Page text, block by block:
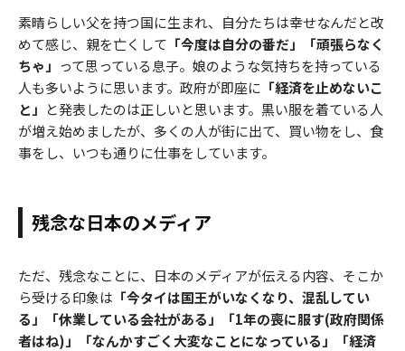
素晴らしい父を持つ国に生まれ、自分たちは幸せなんだと改
めて感じ、親を亡くして 「今度は自分の番だ」「頑張らなく
ちゃ」 って思っている息子。娘のような気持ちを持っている
人も多いように思います。政府が即座に 「経済を止めないこ
と」 と発表したのは正しいと思います。黒い服を着ている人
が増え始めましたが、多くの人が街に出て、買い物をし、食
事をし、いつも通りに仕事をしています。
残念な日本のメディア
ただ、残念なことに、日本のメディアが伝える内容、そこか
ら受ける印象は 「今タイは国王がいなくなり、混乱してい
る」「休業している会社がある」「1年の喪に服す(政府関係
者はね)」「なんかすごく大変なことになっている」「経済